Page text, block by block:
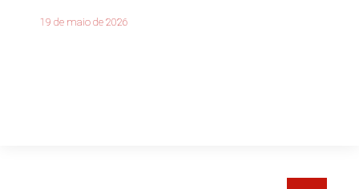
19 de maio de 2026